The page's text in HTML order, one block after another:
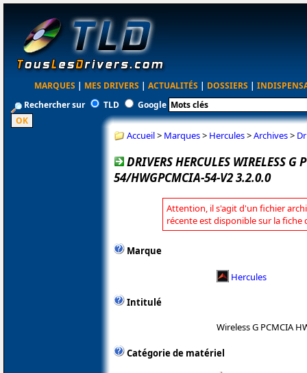
MARQUES | MES DRIVERS | ACTUALITÉS | DOSSIERS |
Rechercher sur
TLD Google
Accueil> Marques> Hercules>Archives>
DRIVERS HERCULES WIRELESS
54/HWGPCMCIA-54-V2 3.2.0.0
Attention, il s'agit d'un fichier
récente est disponible sur la fiche
Marque
Hercules
Intitulé
Wireless G PCMCIA
Catégorie de matériel